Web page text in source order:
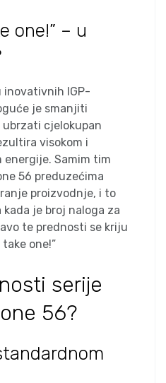
one!” – u
IGP-
je smanjiti
cjelokupan
visokom i
Samim tim
56 preduzećima
proizvodnje, i to
je broj naloga za
te prednosti se kriju
one!”
serije
56?